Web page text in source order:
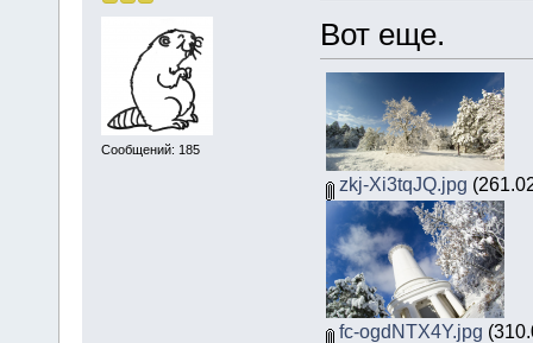
Сообщений: 185
Вот еще.
zkj-Xi3tqJQ.jpg
fc-ogdNTX4Y.jpg